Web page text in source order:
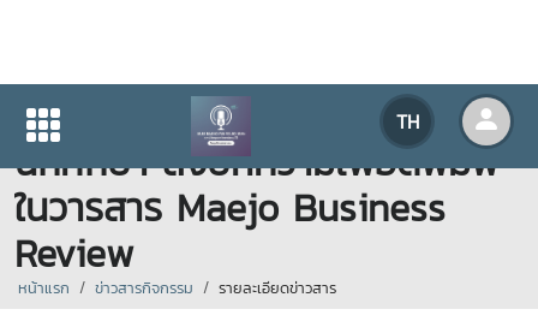
TH
ขอเชิญชวน นักวิจัย อาจารย์
นักศึกษา ส่งบทความเพื่อตีพิมพ์
ในวารสาร Maejo Business
Review
หน้าแรก ข่าวสารกิจกรรม รายละเอียดข่าวสาร